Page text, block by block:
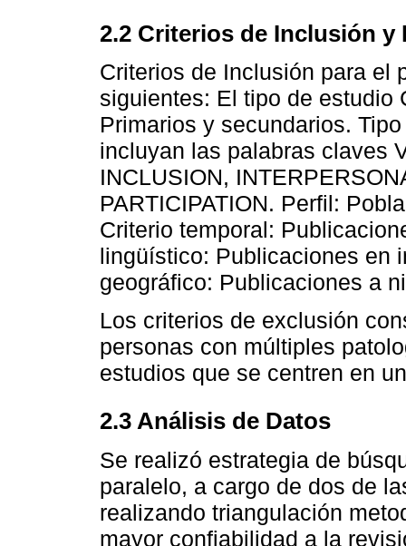
2.2 Criterios de Inclusión y
Criterios de Inclusión para el
siguientes: El tipo de estudio
Primarios y secundarios.
incluyan las palabras claves
INCLUSION,
PARTICIPATION. Perfil:
Criterio temporal:
lingüístico: Publicaciones en
geográfico: Publicaciones a
Los criterios de exclusión
personas con múltiples
estudios que se centren en
2.3 Análisis de Datos
Se realizó estrategia de
paralelo, a cargo de dos de
realizando triangulación
mayor confiabilidad a la